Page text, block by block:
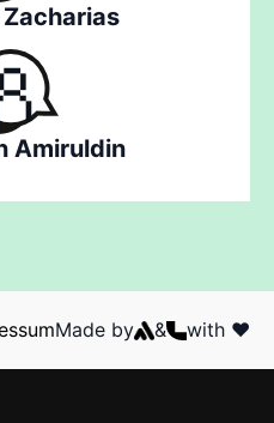
Amiruldin
Made by & with ❤️